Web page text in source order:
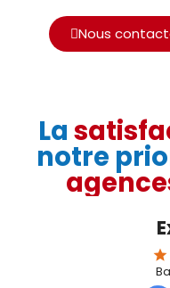
Nous
La
notre
star